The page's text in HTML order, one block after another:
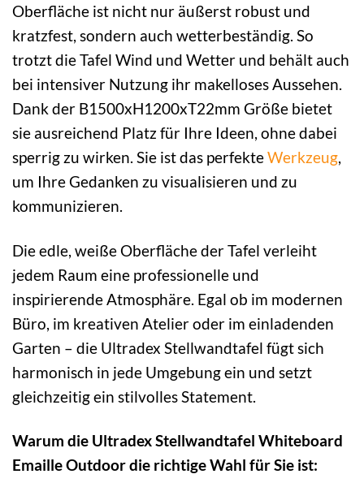
Oberfläche ist nicht nur äußerst robust und
kratzfest, sondern auch wetterbeständig. So
trotzt die Tafel Wind und Wetter und behält auch
bei intensiver Nutzung ihr makelloses Aussehen.
Dank der B1500xH1200xT22mm Größe bietet
sie ausreichend Platz für Ihre Ideen, ohne dabei
sperrig zu wirken. Sie ist das perfekteWerkzeug
um Ihre Gedanken zu visualisieren und zu
kommunizieren.
Die edle, weiße Oberfläche der Tafel verleiht
jedem Raum eine professionelle und
inspirierende Atmosphäre. Egal ob im modernen
Büro, im kreativen Atelier oder im einladenden
Garten – die Ultradex Stellwandtafel fügt sich
harmonisch in jede Umgebung ein und setzt
gleichzeitig ein stilvolles Statement.
Warum die Ultradex Stellwandtafel Whiteboard
Emaille Outdoor die richtige Wahl für Sie ist: